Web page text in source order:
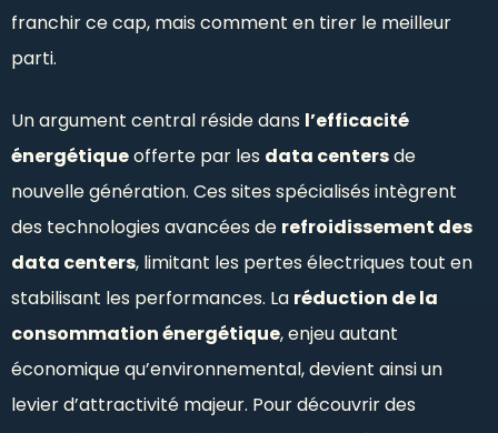
franchir ce cap, mais comment en tirer le meilleur
parti.
Un argument central réside dans l’efficacité
énergétiqueofferte par les data centersde
nouvelle génération. Ces sites spécialisés intègrent
des technologies avancées de refroidissement des
data centers, limitant les pertes électriques tout en
stabilisant les performances. La réduction de la
consommation énergétique, enjeu autant
économique qu’environnemental, devient ainsi un
levier d’attractivité majeur. Pour découvrir des